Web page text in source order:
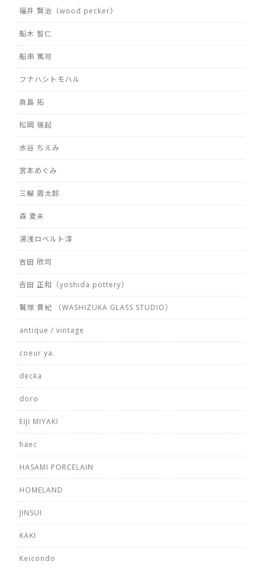
福井 賢治（wood pecker）
船木 智仁
船串 篤司
フナハシトモハル
眞島 拓
松岡 瑞起
水谷 ちえみ
宮本めぐみ
三輪 周太郎
森 夏未
湯浅ロベルト淳
吉田 欣司
𠮷田 正和（yoshida pottery）
鷲塚 貴紀 （WASHIZUKA GLASS STUDIO）
antique / vintage
coeur ya.
decka
doro
EIJI MIYAKI
haec
HASAMI PORCELAIN
HOMELAND
JINSUI
KAKI
Keicondo